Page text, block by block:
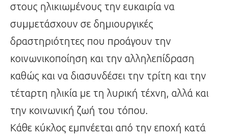
στους ηλικιωμένους την ευκαιρία να
συμμετάσχουν σε δημιουργικές
δραστηριότητες που προάγουν την
κοινωνικοποίηση και την αλληλεπίδραση
καθώς και να διασυνδέσει την τρίτη και την
τέταρτη ηλικία με τη λυρική τέχνη, αλλά και
την κοινωνική ζωή του τόπου.
Κάθε κύκλος εμπνέεται από την εποχή κατά